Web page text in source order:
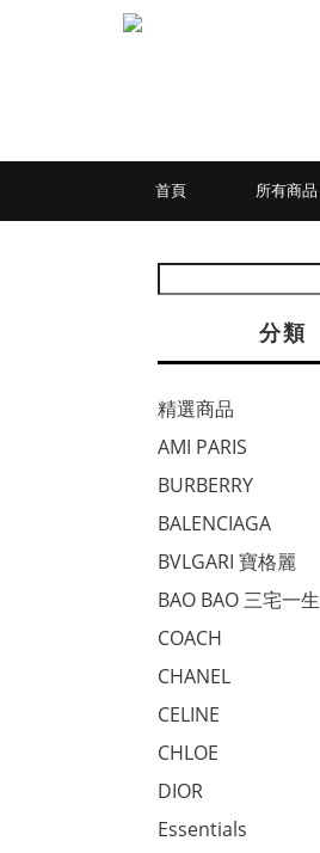
首頁 所有商品
分類
精選商品
AMI PARIS
BURBERRY
BALENCIAGA
BVLGARI 寶格麗
BAO BAO 三宅一生
COACH
CHANEL
CELINE
CHLOE
DIOR
Essentials